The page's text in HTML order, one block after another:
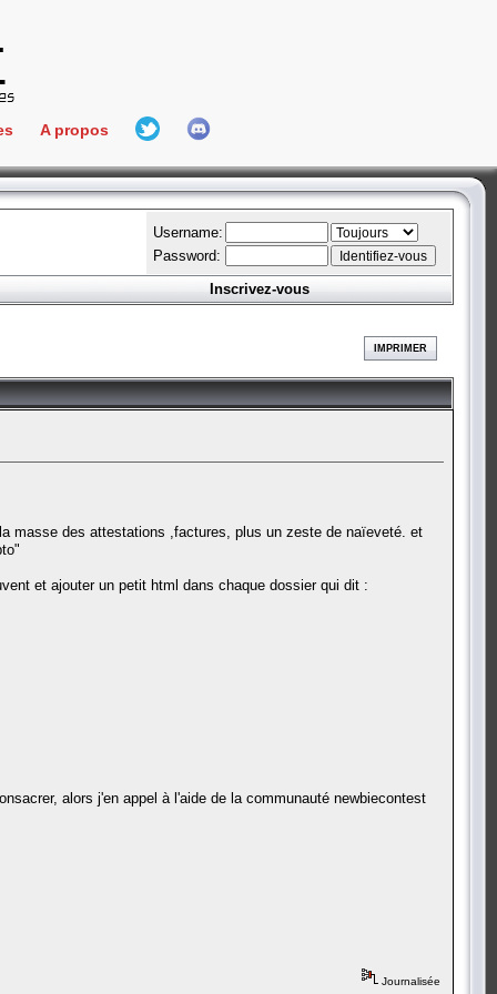
Connect
A propos
L'équipe
Hall Of Fame
Username:
Password:
Inscrivez-vous
IMPRIMER
masse des attestations ,factures, plus un zeste de naïeveté. et
et ajouter un petit html dans chaque dossier qui dit :
alors j'en appel à l'aide de la communauté newbiecontest
Journalisée